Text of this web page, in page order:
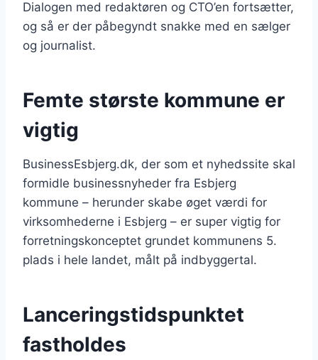
Dialogen med redaktøren og CTO’en fortsætter,
og så er der påbegyndt snakke med en sælger
og journalist.
Femte største kommune er
vigtig
BusinessEsbjerg.dk, der som et nyhedssite skal
formidle businessnyheder fra Esbjerg
kommune – herunder skabe øget værdi for
virksomhederne i Esbjerg – er super vigtig for
forretningskonceptet grundet kommunens 5.
plads i hele landet, målt på indbyggertal.
Lanceringstidspunktet
fastholdes